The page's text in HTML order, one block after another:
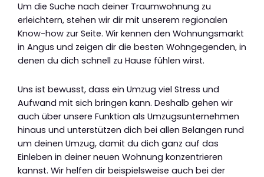
Um die Suche nach deiner Traumwohnung zu
erleichtern, stehen wir dir mit unserem regionalen
Know-how zur Seite. Wir kennen den Wohnungsmarkt
in Angus und zeigen dir die besten Wohngegenden, in
denen du dich schnell zu Hause fühlen wirst.
Uns ist bewusst, dass ein Umzug viel Stress und
Aufwand mit sich bringen kann. Deshalb gehen wir
auch über unsere Funktion als Umzugsunternehmen
hinaus und unterstützen dich bei allen Belangen rund
um deinen Umzug, damit du dich ganz auf das
Einleben in deiner neuen Wohnung konzentrieren
kannst. Wir helfen dir beispielsweise auch bei der